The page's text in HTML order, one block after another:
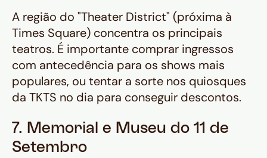
A região do "Theater District" (próxima à
Times Square) concentra os principais
teatros. É importante comprar ingressos
com antecedência para os shows mais
populares, ou tentar a sorte nos quiosques
da TKTS no dia para conseguir descontos.
7. Memorial e Museu do 11 de
Setembro